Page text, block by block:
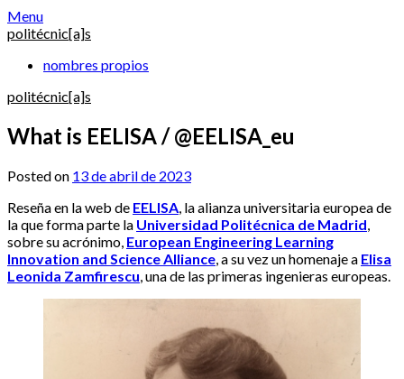
Skip
to
Menu
politécnic[a]s
nombres propios
politécnic[a]s
What is EELISA / @EELISA_eu
Posted on 13 de abril de 2023
Reseña en la web de EELISA, la alianza universitaria europea de
la que forma parte la Universidad Politécnica de Madrid,
sobre su acrónimo, European Engineering Learning
Innovation and Science Alliance, a su vez un homenaje a Elisa
Leonida Zamfirescu, una de las primeras ingenieras europeas.